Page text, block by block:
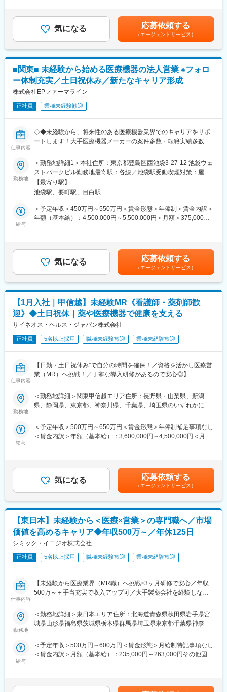
・現場配属後も、担当SVと月1回以上の面談を設けており、成果
を出すためのフォロー体制を整えております。
★入社同期がいるため、一緒に頑張れる環境です！専門性の高い
営業職が目指せます。
■長く働ける◎働きやすい環境：
・土日祝休／年間休日122日
・長期休暇が取りやすい！（連続休暇の取得を奨励しています）
・有給取得率：70％以上
■福利厚生（転勤を伴う場合）：
・住居契約初期経費：会社負担（上限設定あり）
・入居時の引越し費用：会社負担（会社指定業者）
変更の範囲：会社の定める業務
※プロジェクトマネージャー、スーパーバイザー(SV)より、日々の
活動についてフォローを受けられる環境です。全国にSVを配置
し、素早くフォローができる体制をとっています。
■キャリアパス：コントラクトMRとしての働き方以外にも、スキ
ルアップを図りプロジェクトマネージャー等のマネジメント業
務、あるいは本社スタッフとしてMR経験を活かした業務に就くな
どのキャリアパスもございます。
■特徴：
(1)充実した教育体制：
・製品研修（約2週間～2ヶ月、プロジェクトによる）：入社オリ
・継続教育：APS COLLEGEという当社オリジナルの教育システ
ムがございます。まず、G（ジェネラル）MRとして基礎を身に着
て「医療経営士」の取得を目指していただくことも可能です。
(2)プロジェクトマネジメント体制：プロジェクトマネージャー、
スーパーバイザーが日々の活動をフォローします。定期的な連絡
や面談のほか、必要に応じて素早くバックアップに入るなど、MR
として結果を出せるように万全のサポート体制を整えています。
(3)豊富なプロジェクト数、50社を超える多数の取引メーカー：同
業他社と比較しても、多くのプロジェクト数があり、様々なご経
・入社3年目（MR経験者）28歳：642万（月給＋日当＋住宅手
当）
・入社5年目（MR経験者）33歳：712万（月給＋日当＋住宅手
変更の範囲：会社の定める業務
す。※その他の手当は「待遇・福利厚生」欄をご参照ください。昇
給：年1回★頑張りに応じて年収UP★赴任先の評価次第で大幅に
年収をUPできます。（年2回業績給改定）賃金はあくまでも目安
の金額であり、選考を通じて上下する可能性があります。月給(月
額)は固定手当を含めた表記です。
気になる 応募依頼する
（エージェントサービス）
■関東■ 未経験から始める医療機器の法人営業 ※フォロ
ー体制充実／土日祝休み／新たなキャリア形成
株式会社EPファーマライン
正社員 業種未経験歓迎
仕事内容
◇◆未経験から、将来性のある医療機器業界でのキャリアをサポ
ートします！大手医療機器メーカーの案件多数・転籍実績多数
【はじめに／CSOとは】
EPファーマラインは「CSO業界」の中でも医療機器業界に特化し
た事業を展開している、国内でも数少ない大手企業です！CSO事
業とは、クライアントである国内の医療機器メーカーの営業機能
を一部EPファーマラインにて代行するサービスのことで、今回の
募集ではEPファーマラインの正社員として入社いただき、提携し
病院の医師や看護師、臨床工学技士などの医療従事者対し、情報
提供と提案営業を担当頂きます！基本的には既存顧客向けのルー
ト営業がメイン(一部新規あり)で、直行直帰の勤務が多く、自身で
多くの方が未経験からキャリアチェンジをされておりますが、医
療機器の使用方法の提案から、治療現場でのサポートまで、一貫
して医療現場に携わることができ、非常に社会貢献性を感じられ
るお仕事です！
【EPファーマラインでキャリアを築くメリット】
■優良案件多数／メーカー転籍を支援
他社では見かけないような大手メーカーの案件や最先端製品の案
件を保有しています。また原則、将来的にクライアント先への転
籍も視野に入れた内容で案件を受注しています。(＝将来的に医療
これを可能にしている背景としては、比較的少数規模を保って運
営を行っているからこそマネージャーの目が行き届く環境を整え
■入社後も強力なバックアップが受けられます！
も実施しており、日々の業務だけでなく中長期的な視点での相談
も可能です。また、クライアント・社内評価に基いた明確な評価
制度により、キャリアや年収アップに向けた目標を定めやすい環
少しでも医療業界でキャリア形成したい！というお気持ちのある
方は是非ご応募ください！
変更の範囲：会社の定める業務
勤務地
＜勤務地詳細1＞本社住所：東京都豊島区西池袋3-27-12 池袋ウェ
ストパークビル勤務地最寄駅：各線／池袋駅受動喫煙対策：屋内
全面禁煙＜勤務地詳細2＞関東エリア住所：東京都等、関東エリア
への配属予定となります。 受動喫煙対策：屋内全面禁煙変更の範
【最寄り駅】
池袋駅、要町駅、目白駅
給与
＜予定年収＞450万円～550万円＜賃金形態＞年俸制＜賃金内訳＞
年額（基本給）：4,500,000円～5,500,000円＜月額＞375,000円
気になる 応募依頼する
（エージェントサービス）
【1月入社｜甲信越】未経験MR《看護師・薬剤師歓
迎》◆土日祝休｜薬や医療機器で健康を支える
サイネオス・ヘルス・ジャパン株式会社
正社員 5名以上採用 職種未経験歓迎 業種未経験歓迎
仕事内容
【日勤・土日祝休み”で自分の時間を確保！／資格を活かし医療営
業（MR）へ挑戦！／丁寧な導入研修があるので安心◎】
《資格と想いがあれば活躍できる！》
「誰かのためになる仕事がしたい」「社会貢献につながる仕事を
したい」という想いがあればOK！当社には、臨床経験を活かして
ます。
これまでの経験を活かして新たなフィールドで活躍したい方を歓
■夜勤なし！日勤・土日祝休みで働き方改善・ワークライフバラン
スの両立が叶う！
■明確な評価制度あり！自身の成果や頑張りが客観的に評価され、
年収に反映されます。また、在籍年数が増えると永年勤続報奨金
や四半期一時金などの手当もアップします。つまり、やりがいや
努力がきちんと報われる報酬制度になっています。
《丁寧な研修・支援体制で成長を応援！》
入社後は2カ月間の研修制度がありますので、未経験の方も安心し
てご応募ください！同期社員と一緒に集中的に研修を行い、その
また、配属後も一人ひとりの知識とスキルレベルを上げるために
様々な研修をご用意しています。
《あなたの想いを実現する豊富なキャリアプランとサポート体
制！》
社部門（マネージャー、研修部門など）へのキャリアチェンジ」
など幅広いキャリアプランがあります。また、弊社のマネージャ
将来のキャリアに関してサポートをしていきます。
勤務地
＜勤務地詳細＞関東甲信越エリア住所：長野県・山梨県、新潟
県、静岡県、東京都、神奈川県、千葉県、埼玉県のいずれかに配
定める事業所
給与
＜予定年収＞500万円～650万円＜賃金形態＞年俸制補足事項なし
＜賃金内訳＞年額（基本給）：3,600,000円～4,500,000円＜月額
四半期一時金：10万円（四半期に1回、10万円程度支給）※ただし
支給条件有。他、永続勤務報奨金（3年勤務5万円支給、5年勤務
10万円…）ございます。賃金はあくまでも目安の金額であり、選
考を通じて上下する可能性があります。月給(月額)は固定手当を含
めた表記です。
気になる 応募依頼する
（エージェントサービス）
【東日本】未経験から＜医療×営業＞の専門職へ／市場
価値を高めるキャリア◆年収500万～／年休125日
シミック・イニジオ株式会社
正社員 5名以上採用 職種未経験歓迎 業種未経験歓迎
仕事内容
【未経験から医療業界（MR職）へ挑戦×3ヶ月研修で安心／年収
500万～＋手当充実で収入アップ可／大手製薬会社を経験しなが
＜入社月について＞
入社月が決まっているため同期も多く安心してスタート可能
勤務地
＜勤務地詳細＞東日本エリア住所：北海道青森県秋田県岩手県宮
城県山形県福島県茨城県栃木県群馬県埼玉県東京都千葉県神奈川
全面禁煙変更の範囲：会社の定める事業所
給与
＜予定年収＞500万円～600万円＜賃金形態＞月給制特記事項なし
＜賃金内訳＞月額（基本給）：235,000円～263,000円その他固定